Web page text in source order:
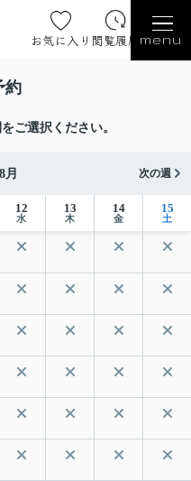
お気に入り 閲覧履歴 menu
約
ご選択ください。
月 次の週
12
水
13
木
14
金
15
土